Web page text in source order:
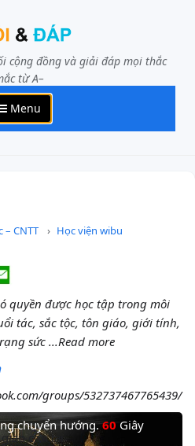
cộng đồng và giải đáp mọi thắc
từ A–
Menu
– CNTT
Học viện wibu
quyền được học tập trong môi
tác, sắc tộc, tôn giáo, giới tính,
sức ...Read more
groups/532737467765439/
chuyển hướng.60 Giây
còn lại